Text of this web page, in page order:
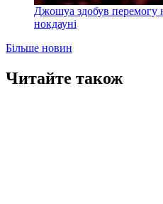
Джошуа здобув перемогу
нокдауні
Більше новин
Читайте також